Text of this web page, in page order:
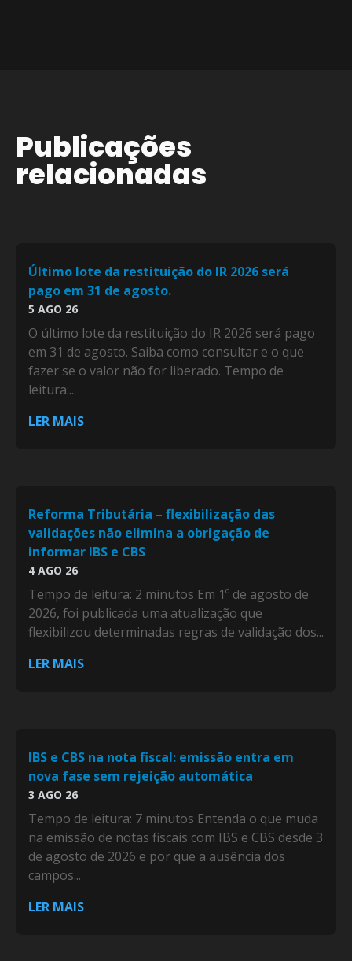
Publicações
relacionadas
Último lote da restituição do IR 2026 será
pago em 31 de agosto.
5 AGO 26
O último lote da restituição do IR 2026 será pago
em 31 de agosto. Saiba como consultar e o que
fazer se o valor não for liberado. Tempo de
leitura:...
LER MAIS
Reforma Tributária – flexibilização das
validações não elimina a obrigação de
informar IBS e CBS
4 AGO 26
Tempo de leitura: 2 minutos Em 1º de agosto de
2026, foi publicada uma atualização que
flexibilizou determinadas regras de validação dos...
LER MAIS
IBS e CBS na nota fiscal: emissão entra em
nova fase sem rejeição automática
3 AGO 26
Tempo de leitura: 7 minutos Entenda o que muda
na emissão de notas fiscais com IBS e CBS desde 3
de agosto de 2026 e por que a ausência dos
campos...
LER MAIS